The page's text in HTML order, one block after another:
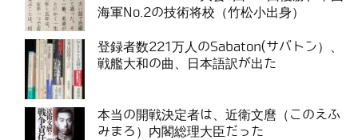
海軍No.2の技術将校（竹松小出身）
登録者数221万人のSabaton(サバトン）、
戦艦大和の曲、日本語訳が出た
本当の開戦決定者は、近衛文麿（このえふ
みまろ）内閣総理大臣だった